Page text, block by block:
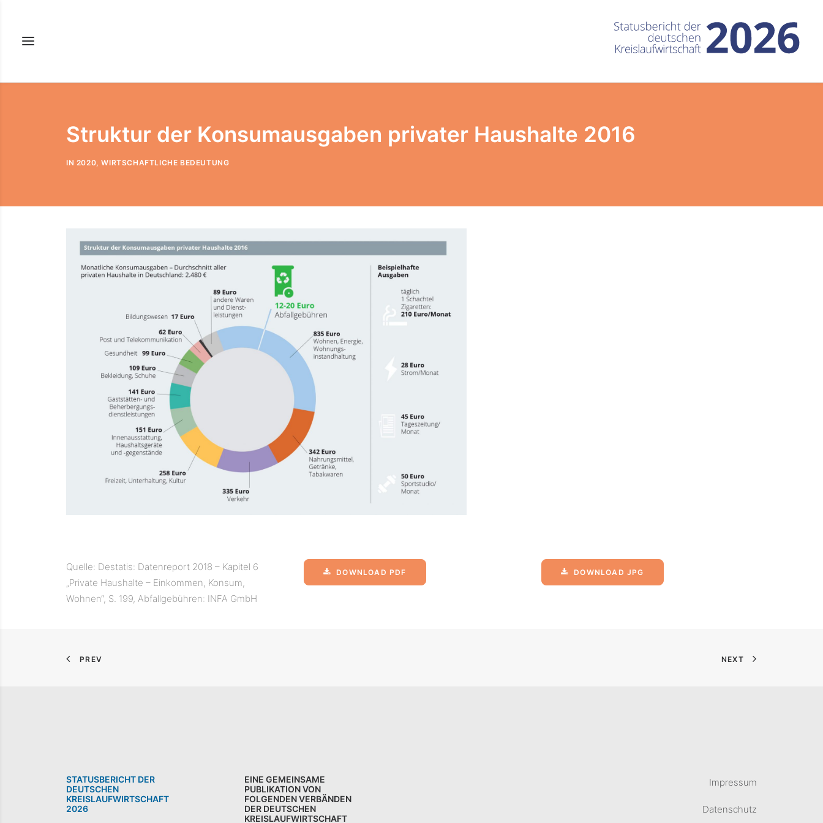
Struktur der Konsumausgaben privater Haushalte 2016
IN 2020,WIRTSCHAFTLICHE BEDEUTUNG
Quelle: Destatis: Datenreport 2018 – Kapitel 6
„Private Haushalte – Einkommen, Konsum,
Wohnen“, S. 199, Abfallgebühren: INFA GmbH
DOWNLOAD PDF DOWNLOAD JPG
PREV NEXT
STATUSBERICHT DER
DEUTSCHEN
KREISLAUFWIRTSCHAFT
2026
EINE GEMEINSAME
PUBLIKATION VON
FOLGENDEN VERBÄNDEN
DER DEUTSCHEN
KREISLAUFWIRTSCHAFT
Impressum
Datenschutz